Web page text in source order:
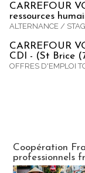
CARREFOUR
ressources
ALTERNANCE /
CARREFOUR
CDI - (St Brice
OFFRES D'EMPLOI
Coopération
professionnels